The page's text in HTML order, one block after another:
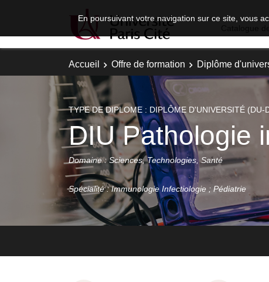
En poursuivant votre navigation sur ce site, vous
Accueil Offre de formation Diplôme
TYPE DE DIPLOME : DIPLÔME D'UNIVERSITÉ (DU-
DIU Pathologie
Domaine : Sciences, Technologies, Santé
Spécialité : Immunologie Infectiologie ; Pédiatrie